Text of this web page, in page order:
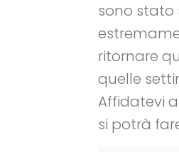
sono stato
ritornare
quelle
Affidatevi
si potrà